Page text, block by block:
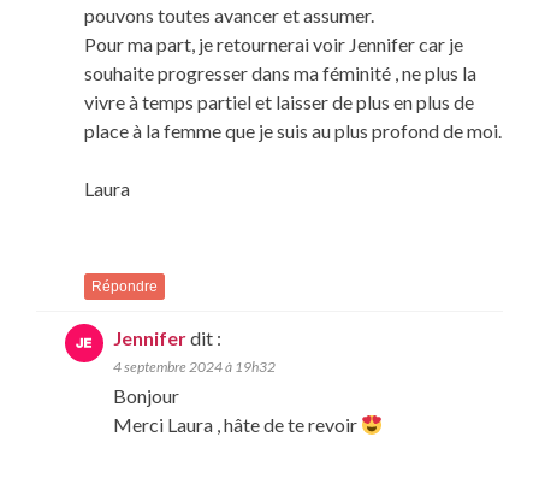
pouvons toutes avancer et assumer.
Pour ma part, je retournerai voir Jennifer car je
souhaite progresser dans ma féminité , ne plus la
vivre à temps partiel et laisser de plus en plus de
place à la femme que je suis au plus profond de moi.
Laura
Répondre
Jenniferdit :
4 septembre 2024 à 19h32
Bonjour
Merci Laura , hâte de te revoir